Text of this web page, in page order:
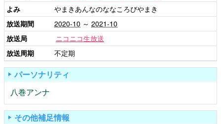
よみ
やまきあんなのななころびやまき
放送期間
2020-10 ～ 2021-10
放送局
ニコニコ生放送
放送周期
不定期
パーソナリティ
八巻アンナ
その他補足情報